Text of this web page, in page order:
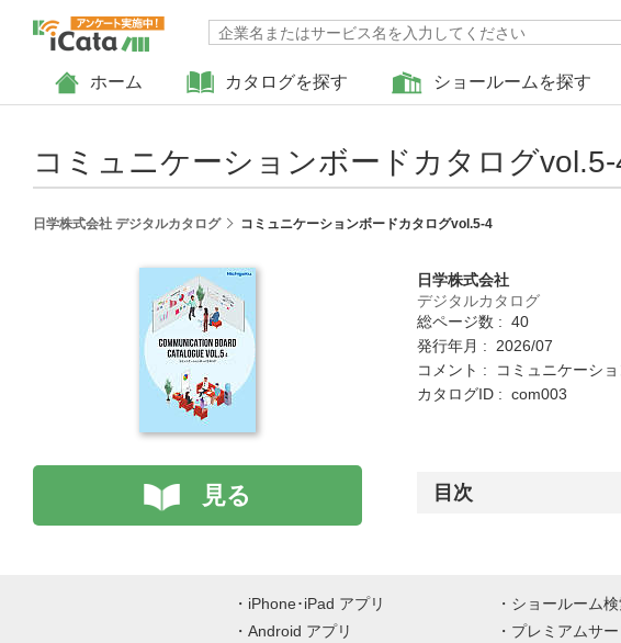
ホーム カタログを探す ショールームを探す
コミュニケーションボードカタログvol.5-
日学株式会社 デジタルカタログ コミュニケーションボードカタログvol.5-4
見る
日学株式会社
デジタルカタログ
総ページ数 : 40
発行年月 : 2026/07
コメント : コミュニケーシ
カタログID : com003
目次
iPhone･iPad アプリ
Android アプリ
ショールーム
プレミアムサー